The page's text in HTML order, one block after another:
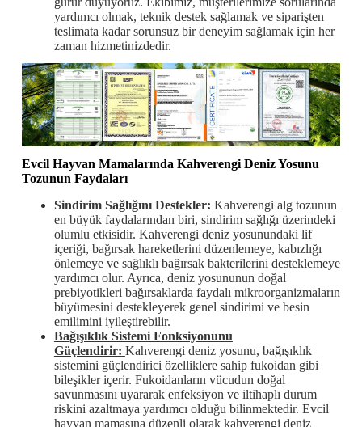
yardımcı olmak, teknik destek sağlamak ve siparişten
teslimata kadar sorunsuz bir deneyim sağlamak için her
zaman hizmetinizdedir.
Evcil Hayvan Mamalarında Kahverengi Deniz Yosunu
Tozunun Faydaları
Sindirim Sağlığını Destekler: Kahverengi alg tozunun
en büyük faydalarından biri, sindirim sağlığı üzerindeki
olumlu etkisidir. Kahverengi deniz yosunundaki lif
içeriği, bağırsak hareketlerini düzenlemeye, kabızlığı
önlemeye ve sağlıklı bağırsak bakterilerini desteklemeye
yardımcı olur. Ayrıca, deniz yosununun doğal
prebiyotikleri bağırsaklarda faydalı mikroorganizmaların
büyümesini destekleyerek genel sindirimi ve besin
emilimini iyileştirebilir.
Bağışıklık Sistemi Fonksiyonunu
Güçlendirir: Kahverengi deniz yosunu, bağışıklık
sistemini güçlendirici özelliklere sahip fukoidan gibi
bileşikler içerir. Fukoidanların vücudun doğal
savunmasını uyararak enfeksiyon ve iltihaplı durum
riskini azaltmaya yardımcı olduğu bilinmektedir. Evcil
hayvan mamasına düzenli olarak kahverengi deniz